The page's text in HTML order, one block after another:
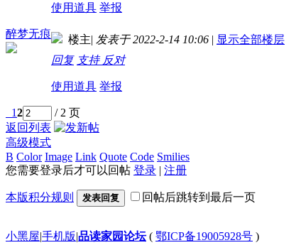
使用道具 举报
醉梦无痕 楼主| 发表于 2022-2-14 10:06 | 显示全部楼层
回复 支持 反对
使用道具 举报
12
/ 2 页
返回列表
高级模式
B Color Image Link Quote Code Smilies
您需要登录后才可以回帖 登录 | 注册
本版积分规则 发表回复 回帖后跳转到最后一页
小黑屋|手机版|品读家园论坛( 鄂ICP备19005928号 )